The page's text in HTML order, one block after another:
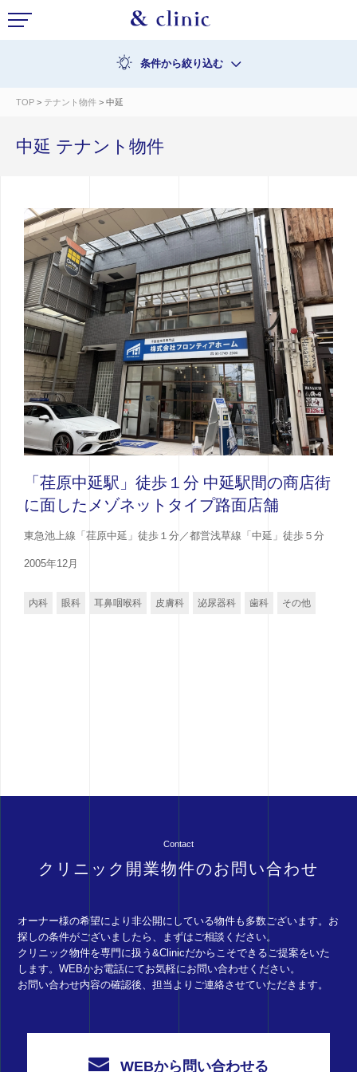
条件から絞り込む
TOP > テナント物件 > 中延
中延 テナント物件
「荏原中延駅」徒歩１分 中延駅間の商店街
に面したメゾネットタイプ路面店舗
東急池上線「荏原中延」徒歩１分／都営浅草線「中延」徒歩５分
2005年12月
内科 眼科 耳鼻咽喉科 皮膚科 泌尿器科 歯科 その他
Contact
クリニック開業物件のお問い合わせ
オーナー様の希望により非公開にしている物件も多数ございます。お
探しの条件がございましたら、まずはご相談ください。
クリニック物件を専門に扱う&Clinicだからこそできるご提案をいた
します。WEBかお電話にてお気軽にお問い合わせください。
お問い合わせ内容の確認後、担当よりご連絡させていただきます。
WEBから問い合わせる